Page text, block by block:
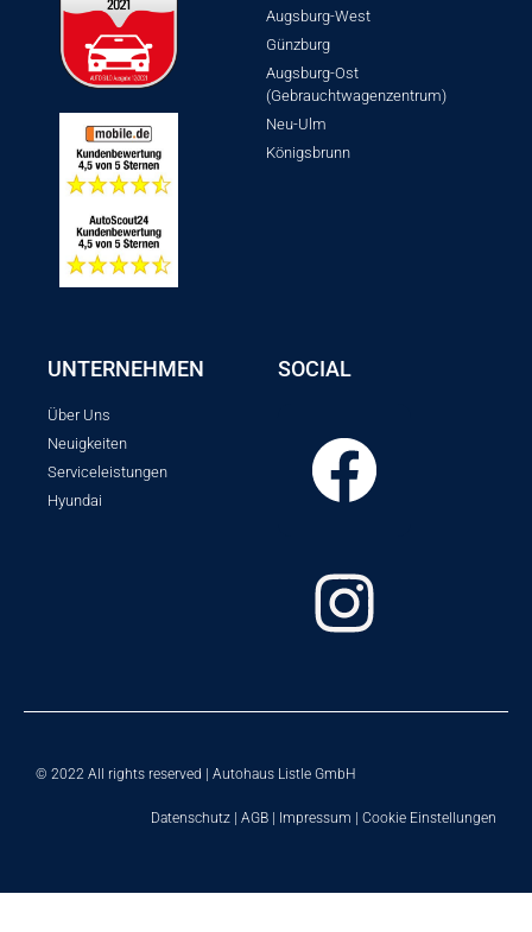
Augsburg-West
Günzburg
Augsburg-Ost
(Gebrauchtwagenzentrum)
Neu-Ulm
Königsbrunn
UNTERNEHMEN
Über Uns
Neuigkeiten
Serviceleistungen
Hyundai
SOCIAL
© 2022 All rights reserved | Autohaus Listle GmbH
Datenschutz AGB Impressum Cookie Einstellungen